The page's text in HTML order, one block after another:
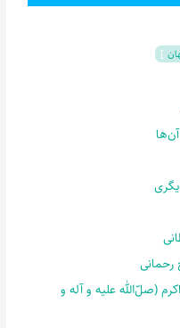
(صلّ‌الله علیه و آله و